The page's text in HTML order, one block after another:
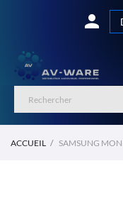

ACCUEIL SAMSUNG